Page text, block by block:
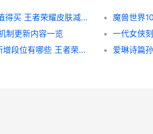
王者荣耀降价皮肤哪些值得买 王者荣耀皮肤减价购买
制更新内容一览
一代女侠
王者荣耀荣耀s35赛季新增段位有哪些 王者荣耀荣耀s36赛季更新时间
爱琳诗篇